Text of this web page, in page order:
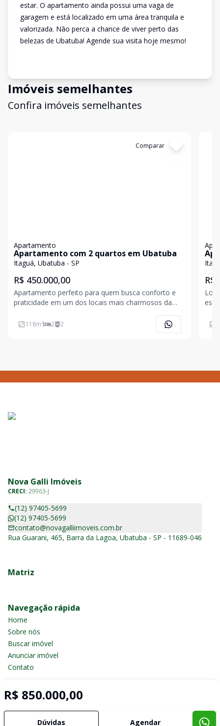
estar. O apartamento ainda possui uma vaga de
garagem e está localizado em uma área tranquila e
valorizada. Não perca a chance de viver perto das
belezas de Ubatuba! Agende sua visita hoje mesmo!
Imóveis semelhantes
Confira imóveis semelhantes
Comparar
Apartamento
Apartamento com 2 quartos em Ubatuba
Itaguá, Ubatuba - SP
R$ 450.000,00
Apartamento perfeito para quem busca conforto e
praticidade em um dos locais mais charmosos da
espaçosa e cozinha funcional, o imóvel atende
perfeitamente às suas necessidades para moradia ou
118m² 2 2
R$
R$ 850.000,00
Dúvidas Agendar
Nova Galli Imóveis
CRECI: 29963-J
(12) 97405-5699
(12) 97405-5699
contato@novagalliimoveis.com.br
Rua Guarani, 465, Barra da Lagoa, Ubatuba - SP - 11689-046
Matriz
Navegação rápida
Home
Sobre nós
Buscar imóvel
Anunciar imóvel
Contato
Selo de Tecnologia Loft